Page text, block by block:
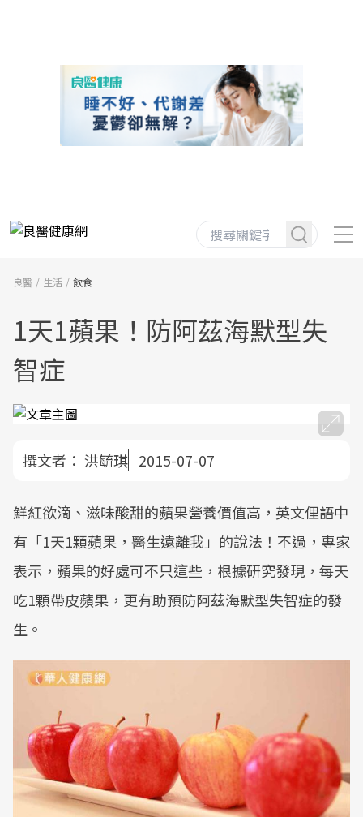
良醫 生活 飲食
1天1蘋果！防阿茲海默型失
智症
撰文者： 洪毓琪 2015-07-07
鮮紅欲滴、滋味酸甜的蘋果營養價值高，英文俚語中
有「1天1顆蘋果，醫生遠離我」的說法！不過，專家
表示，蘋果的好處可不只這些，根據研究發現，每天
吃1顆帶皮蘋果，更有助預防阿茲海默型失智症的發
生。